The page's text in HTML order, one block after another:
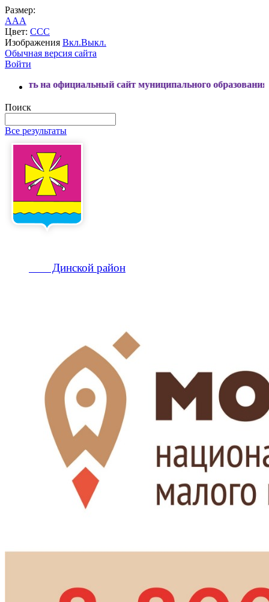
Размер:
AAA
Цвет: CCC
Изображения Вкл.Выкл.
Обычная версия сайта
Войти
официальный сайт муниципального образования
Поиск
Все результаты
Динской район